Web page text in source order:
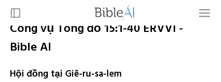
Công vụ Tông đồ 15:1-40 ERVVI -
Bible AI
Hội đồng tại Giê-ru-sa-lem